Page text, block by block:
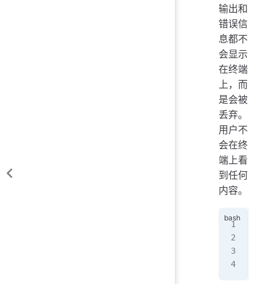
输出和
错误信
息都不
会显示
在终端
上，而
是会被
丢弃。
用户不
会在终
端上看
到任何
内容。